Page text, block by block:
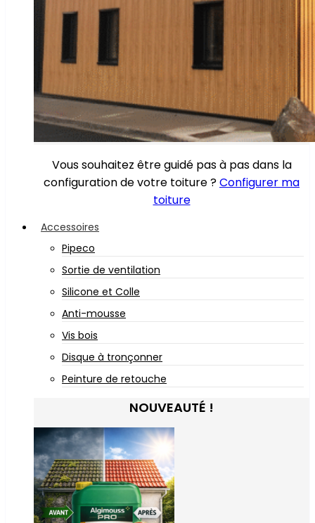
Vous souhaitez être guidé pas à pas dans la
configuration de votre toiture ?Configurer ma
toiture
Accessoires
Pipeco
Sortie de ventilation
Silicone et Colle
Anti-mousse
Vis bois
Disque à tronçonner
Peinture de retouche
NOUVEAUTÉ !